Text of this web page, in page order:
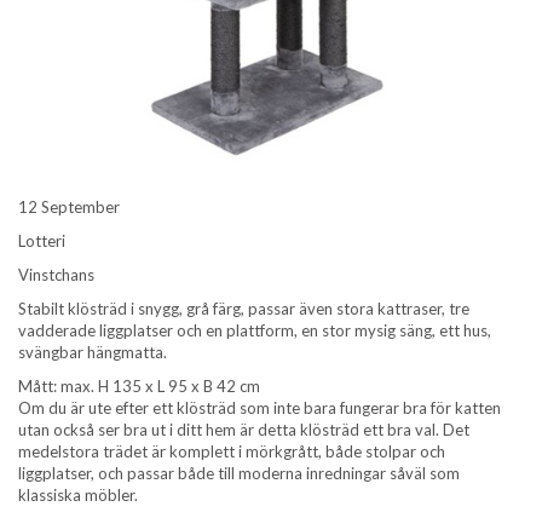
12 September
Lotteri
Vinstchans
Stabilt klösträd i snygg, grå färg, passar även stora kattraser, tre
vadderade liggplatser och en plattform, en stor mysig säng, ett hus,
svängbar hängmatta.
Mått: max. H 135 x L 95 x B 42 cm
Om du är ute efter ett klösträd som inte bara fungerar bra för katten
utan också ser bra ut i ditt hem är detta klösträd ett bra val. Det
medelstora trädet är komplett i mörkgrått, både stolpar och
liggplatser, och passar både till moderna inredningar såväl som
klassiska möbler.